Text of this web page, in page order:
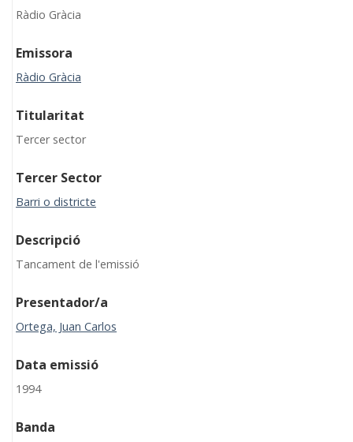
Ràdio Gràcia
Emissora
Ràdio Gràcia
Titularitat
Tercer sector
Tercer Sector
Barri o districte
Descripció
Tancament de l'emissió
Presentador/a
Ortega, Juan Carlos
Data emissió
1994
Banda